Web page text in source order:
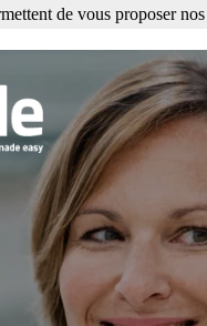
de vous proposer nos
de vous proposer